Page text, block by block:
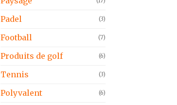
Padel (3)
Football (7)
Produits de golf (6)
Tennis (3)
Polyvalent (6)